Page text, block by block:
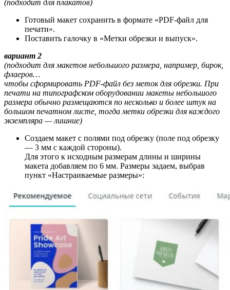
(подходит для плакатов)
Готовый макет сохранить в формате «PDF-файл для
печати».
Поставить галочку в «Метки обрезки и выпуск».
вариант 2
(подходит для макетов небольшого размера, например, бирок,
флаеров…
чтобы сформировать PDF-файл без меток для обрезки. При
печати на типографском оборудовании макеты небольшого
размера обычно размещаются по несколько и более штук на
большом печатном листе, тогда метки обрезки для каждого
экземпляра — лишние)
Создаем макет с полями под обрезку (поле под обрезку
— 3 мм с каждой стороны).
Для этого к исходным размерам длины и ширины
макета добавляем по 6 мм. Размеры задаем, выбрав
пункт «Настраиваемые размеры»: